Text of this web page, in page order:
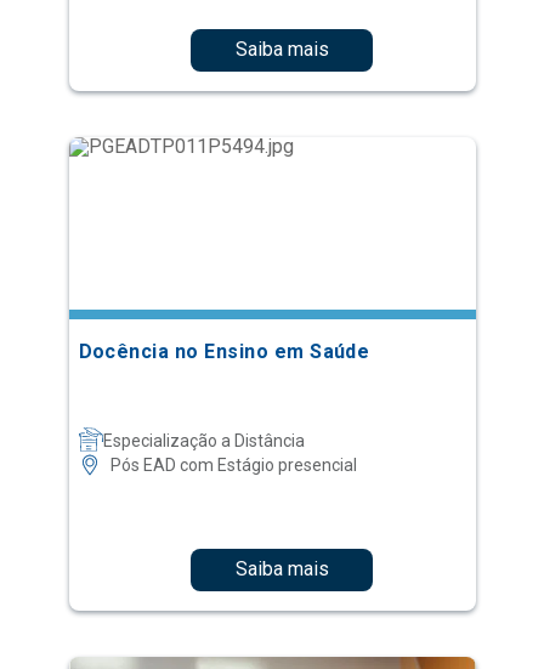
Saiba mais
Docência no Ensino em Saúde
Especialização a Distância
Pós EAD com Estágio presencial
Saiba mais